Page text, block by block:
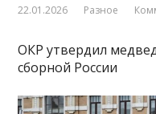
22.01.2026 Разное
ОКР утвердил
сборной России